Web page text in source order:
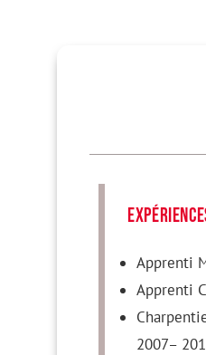
Apprenti
Apprenti
2007–